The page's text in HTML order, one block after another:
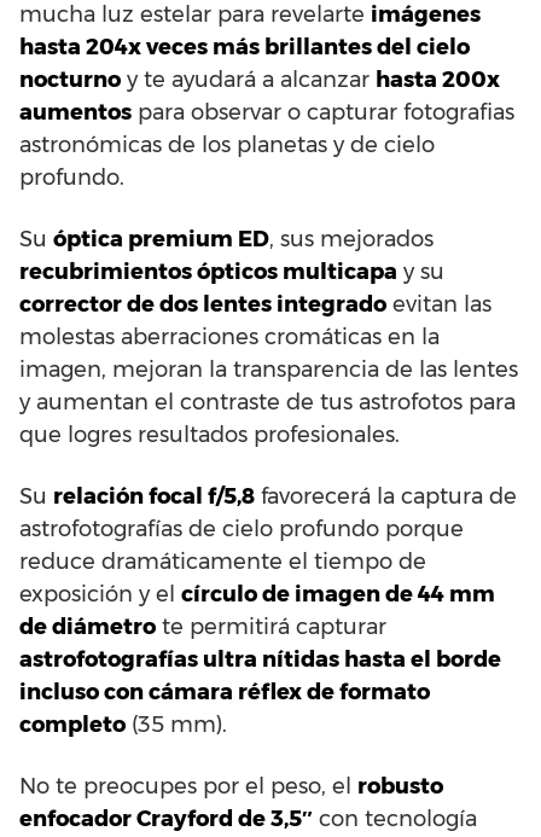
mucha luz estelar para revelarte imágenes
hasta 204x veces más brillantes del cielo
nocturno y te ayudará a alcanzar hasta 200x
aumentos para observar o capturar fotografias
astronómicas de los planetas y de cielo
profundo.
Su óptica premium ED, sus mejorados
recubrimientos ópticos multicapa y su
corrector de dos lentes integrado evitan las
molestas aberraciones cromáticas en la
imagen, mejoran la transparencia de las lentes
y aumentan el contraste de tus astrofotos para
que logres resultados profesionales.
Su relación focal f/5,8 favorecerá la captura de
astrofotografías de cielo profundo porque
reduce dramáticamente el tiempo de
exposición y el círculo de imagen de 44 mm
de diámetro te permitirá capturar
astrofotografías ultra nítidas hasta el borde
incluso con cámara réflex de formato
completo (35 mm).
No te preocupes por el peso, el robusto
enfocador Crayford de 3,5″ con tecnología